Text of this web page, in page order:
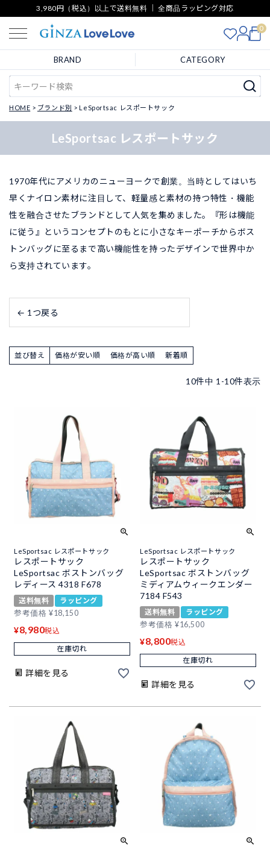
3,980円（税込）以上で送料無料 ｜ 全商品ラッピング対応
0
BRAND CATEGORY
HOME ブランド別 LeSportsac レスポートサック
LeSportsac レスポートサック
1970年代にアメリカのニューヨークで創業。当時としてはいち
早くナイロン素材に注目して、軽量感と素材の持つ特性・機能
性を融合させたブランドとして人気を集めました。『形は機能
に従う』というコンセプトのもとに小さなキーポーチからボス
トンバッグに至るまで高い機能性を持ったデザインで世界中か
ら支持されています。
← 1つ戻る
並び替え 価格が安い順 価格が高い順 新着順
10件中 1 -10件表示
LeSportsac レスポートサック
レスポートサック
LeSportsac ボストンバッグ
レディース 4318 F678
送料無料
ラッピング
参考価格 ¥18,150
¥8,980税込
在庫切れ
詳細を見る
LeSportsac レスポートサック
レスポートサック
LeSportsac ボストンバッグ
ミディアムウィークエンダー
7184 F543
送料無料
ラッピング
参考価格 ¥16,500
¥8,800税込
在庫切れ
詳細を見る